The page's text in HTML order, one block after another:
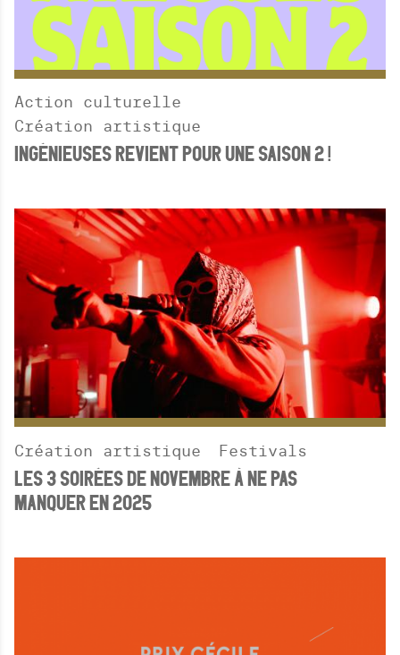
Action culturelle
Création artistique
INGÉNIEUSES REVIENT POUR UNE SAISON 2 !
Création artistique Festivals
LES 3 SOIRÉES DE NOVEMBRE À NE PAS
MANQUER EN 2025